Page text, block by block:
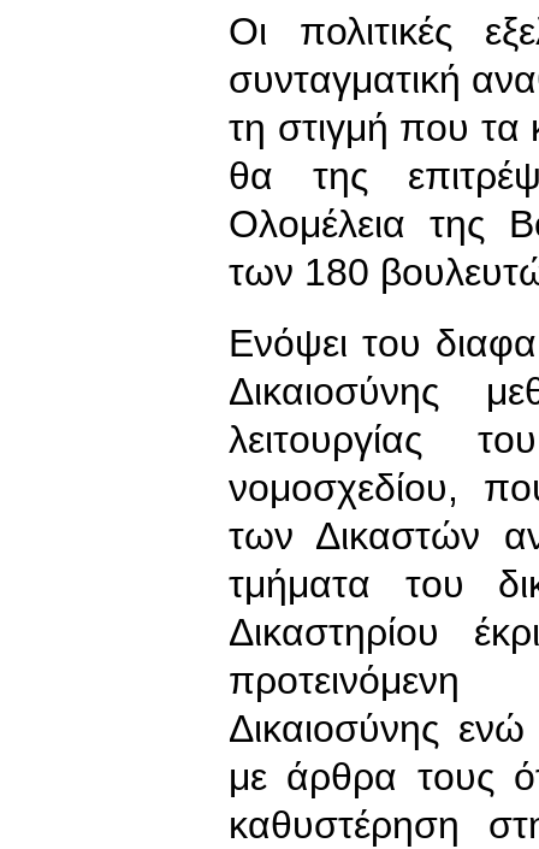
Οι πολιτικές
συνταγματική
τη στιγμή που τα
θα της
Ολομέλεια της
των 180
Ενόψει του
Δικαιοσύνης
νομοσχεδίου,
των Δικαστών
τμήματα του
Δικαστηρίου
Δικαιοσύνης ενώ
με άρθρα τους
καθυστέρηση